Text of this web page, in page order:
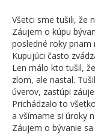
Všetci sme tušili, že
Záujem o kúpu
posledné roky priam
Kupujúci často
Len málo kto tušil,
zlom, ale nastal.
úverov, zastúpi
Prichádzalo to
a všímame si úroky
Záujem o bývanie